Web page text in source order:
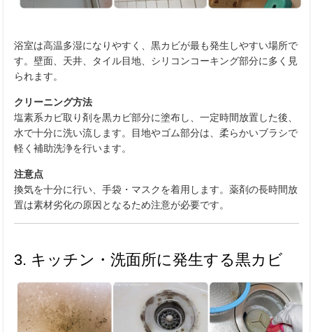
浴室は高温多湿になりやすく、黒カビが最も発生しやすい場所で
す。壁面、天井、タイル目地、シリコンコーキング部分に多く見
られます。
クリーニング方法
塩素系カビ取り剤を黒カビ部分に塗布し、一定時間放置した後、
水で十分に洗い流します。目地やゴム部分は、柔らかいブラシで
軽く補助洗浄を行います。
注意点
換気を十分に行い、手袋・マスクを着用します。薬剤の長時間放
置は素材劣化の原因となるため注意が必要です。
3. キッチン・洗面所に発生する黒カビ